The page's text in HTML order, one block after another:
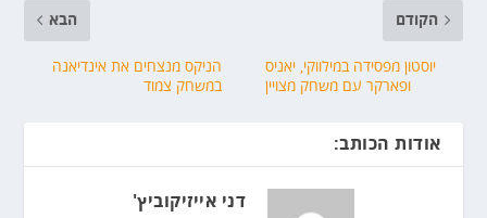
הקודם
יוסטון מפסידה במילווקי, יאניס
ופארקר עם משחק מצויין
הבא
הניקס מנצחים את אינדיאנה
במשחק צמוד
אודות הכותב:
דני אייזיקוביץ'